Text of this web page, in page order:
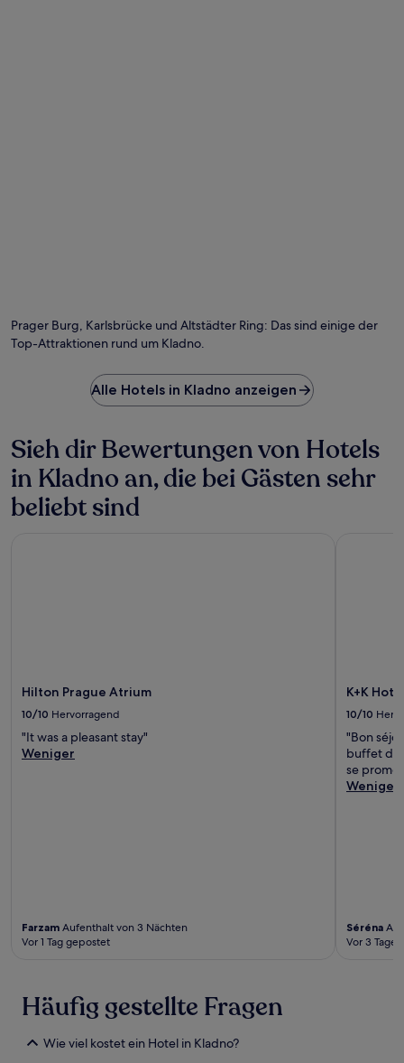
Prager Burg, Karlsbrücke und Altstädter Ring: Das sind einige der
Top-Attraktionen rund um Kladno.
Alle Hotels in Kladno anzeigen
Sieh dir Bewertungen von Hotels
in Kladno an, die bei Gästen sehr
beliebt sind
Hilton Prague Atrium
10/10 Hervorragend
"It was a pleasant stay"
Weniger
Farzam Aufenthalt von 3 Nächten
Vor 1 Tag gepostet
K+K
10/10
"Bon
buffet du
se
Weniger
Séréna
Vor 3
Häufig gestellte Fragen
Wie viel kostet ein Hotel in Kladno?